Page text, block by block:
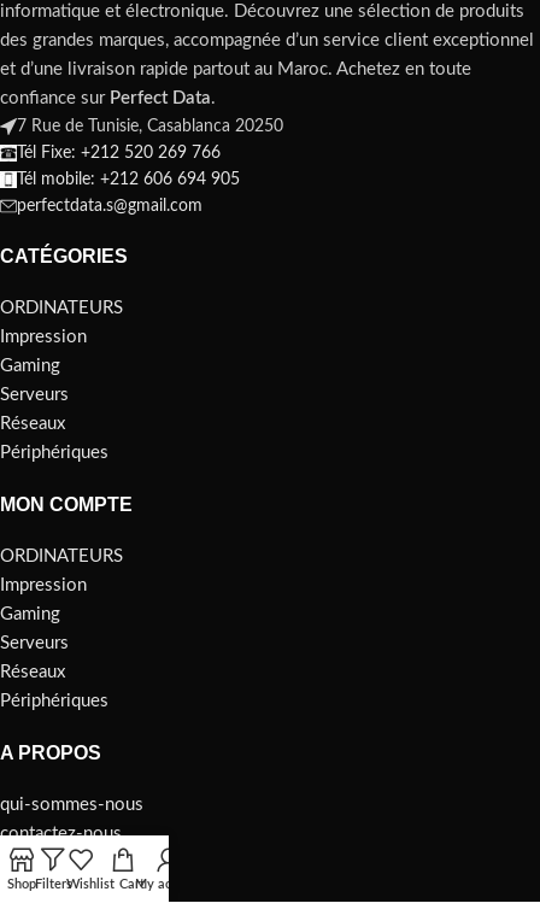
informatique et électronique. Découvrez une sélection de produits
des grandes marques, accompagnée d’un service client exceptionnel
et d’une livraison rapide partout au Maroc. Achetez en toute
confiance sur Perfect Data.
7 Rue de Tunisie, Casablanca 20250
Tél Fixe: +212 520 269 766
Tél mobile: +212 606 694 905
perfectdata.s@gmail.com
CATÉGORIES
ORDINATEURS
Impression
Gaming
Serveurs
Réseaux
Périphériques
MON COMPTE
ORDINATEURS
Impression
Gaming
Serveurs
Réseaux
Périphériques
A PROPOS
qui-sommes-nous
contactez-nous
Privacy Policy
Returns
ShopFiltersWishlist CartMy account